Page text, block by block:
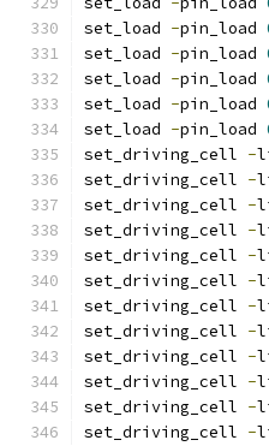
set_load -pin_load
set_load -pin_load
set_load -pin_load
set_load -pin_load
set_load -pin_load
set_driving_cell -
set_driving_cell -
set_driving_cell -
set_driving_cell -
set_driving_cell -
set_driving_cell -
set_driving_cell -
set_driving_cell -
set_driving_cell -
set_driving_cell -
set_driving_cell -
set_driving_cell -